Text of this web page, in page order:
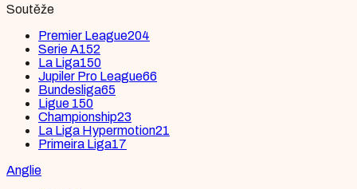
Soutěže
Premier League204
Serie A152
La Liga150
Jupiler Pro League66
Bundesliga65
Ligue 150
Championship23
La Liga Hypermotion21
Primeira Liga17
Anglie